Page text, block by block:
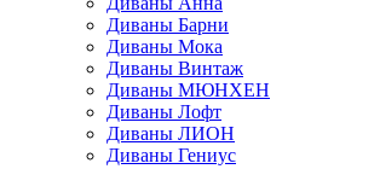
Диваны Барни
Диваны Мока
Диваны Винтаж
Диваны МЮНХЕН
Диваны Лофт
Диваны ЛИОН
Диваны Гениус